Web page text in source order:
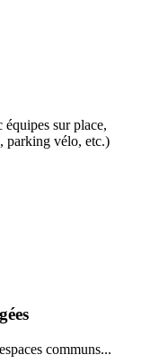
équipes sur place,
parking vélo, etc.)
communs...